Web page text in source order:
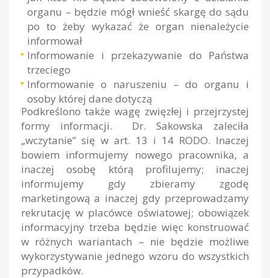
organu – będzie mógł wnieść skargę do sądu
po to żeby wykazać że organ nienależycie
informował
Informowanie i przekazywanie do Państwa
trzeciego
Informowanie o naruszeniu – do organu i
osoby której dane dotyczą
Podkreślono także wagę zwięzłej i przejrzystej
formy informacji. Dr. Sakowska zaleciła
„wczytanie” się w art. 13 i 14 RODO. Inaczej
bowiem informujemy nowego pracownika, a
inaczej osobę którą profilujemy; inaczej
informujemy gdy zbieramy zgodę
marketingową a inaczej gdy przeprowadzamy
rekrutację w placówce oświatowej; obowiązek
informacyjny trzeba będzie więc konstruować
w różnych wariantach – nie będzie możliwe
wykorzystywanie jednego wzoru do wszystkich
przypadków.